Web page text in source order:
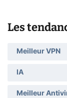
Les
Meilleur VPN
IA
Meilleur